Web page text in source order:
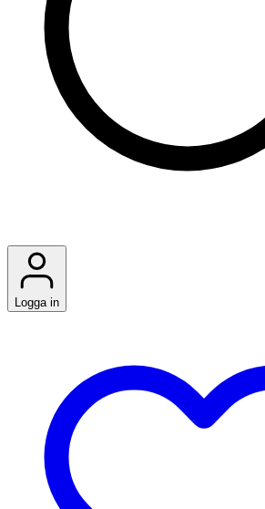
Logga in